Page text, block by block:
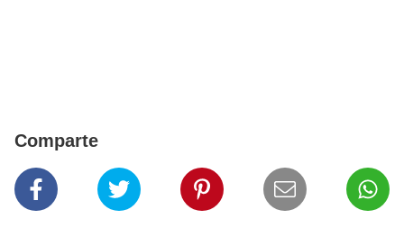
Comparte